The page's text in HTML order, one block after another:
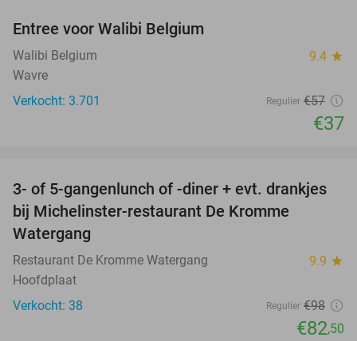
Entree voor Walibi Belgium
Walibi Belgium 9.4 star
Wavre
Verkocht: 3.701
Regulier €57
€37
16%
3- of 5-gangenlunch of -diner + evt. drankjes
bij Michelinster-restaurant De Kromme
Watergang
Restaurant De Kromme Watergang 9.9 star
Hoofdplaat
Verkocht: 38
Regulier €98
€82,50